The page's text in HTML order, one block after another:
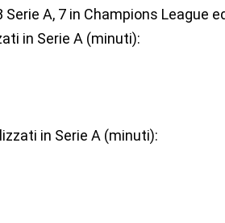
A, 7 in Champions League
in Serie A (minuti):
in Serie A (minuti):